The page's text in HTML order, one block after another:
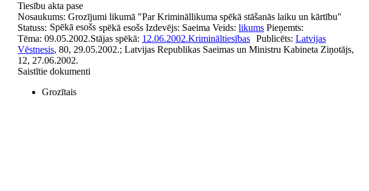
Tiesību akta pase
Nosaukums: Grozījumi likumā "Par Krimināllikuma spēkā stāšanās laiku un kārtību"
Statuss: Spēkā esošs spēkā esošs Izdevējs: Saeima Veids: likums Pieņemts:
09.05.2002.Stājas spēkā: 12.06.2002.
Tēma: Krimināltiesības Publicēts: Latvijas
Vēstnesis, 80, 29.05.2002.; Latvijas Republikas Saeimas un Ministru Kabineta Ziņotājs,
12, 27.06.2002.
Saistītie dokumenti
Grozītais